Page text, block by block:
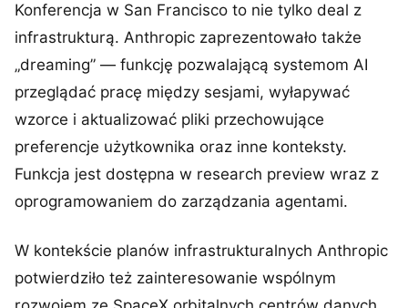
Konferencja w San Francisco to nie tylko deal z
infrastrukturą. Anthropic zaprezentowało także
„dreaming” — funkcję pozwalającą systemom AI
przeglądać pracę między sesjami, wyłapywać
wzorce i aktualizować pliki przechowujące
preferencje użytkownika oraz inne konteksty.
Funkcja jest dostępna w research preview wraz z
oprogramowaniem do zarządzania agentami.
W kontekście planów infrastrukturalnych Anthropic
potwierdziło też zainteresowanie wspólnym